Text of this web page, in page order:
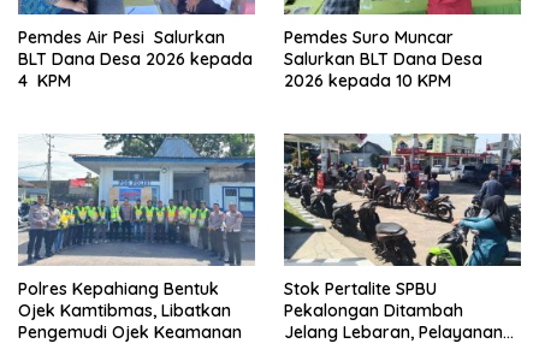
Pemdes Air Pesi Salurkan
BLT Dana Desa 2026 kepada
4 KPM
Pemdes Suro Muncar
Salurkan BLT Dana Desa
2026 kepada 10 KPM
Polres Kepahiang Bentuk
Ojek Kamtibmas, Libatkan
Pengemudi Ojek Keamanan
Stok Pertalite SPBU
Pekalongan Ditambah
Jelang Lebaran, Pelayanan